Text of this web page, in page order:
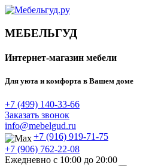
МЕБЕЛЬГУД
Интернет-магазин мебели
Для уюта и комфорта в Вашем доме
+7 (499) 140-33-66
Заказать звонок
info@mebelgud.ru
+7 (916) 919-71-75
+7 (906) 762-22-08
Ежедневно с 10:00 до 20:00